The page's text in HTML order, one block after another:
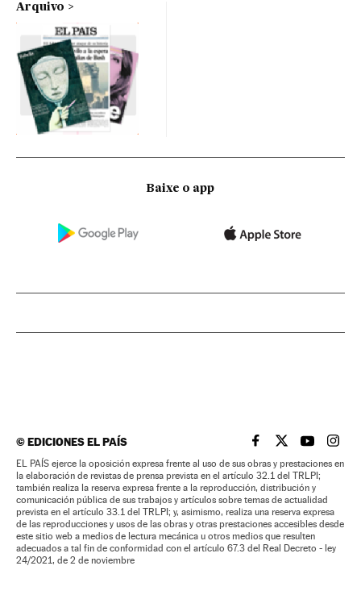
Arquivo
Baixe o app
©EDICIONES EL PAÍS EL PAÍS BRASIL EN
EL PAÍSEL PAÍS
EL
EL PAÍS ejerce la oposición expresa frente al uso de sus obras y prestaciones en
la elaboración de revistas de prensa prevista en el artículo 32.1 del TRLPI;
también realiza la reserva expresa frente a la reproducción, distribución y
comunicación pública de sus trabajos y artículos sobre temas de actualidad
prevista en el artículo 33.1 del TRLPI; y, asimismo, realiza una reserva expresa
de las reproducciones y usos de las obras y otras prestaciones accesibles desde
este sitio web a medios de lectura mecánica u otros medios que resulten
adecuados a tal fin de conformidad con el artículo 67.3 del Real Decreto - ley
24/2021, de 2 de noviembre